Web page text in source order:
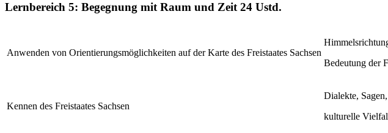
Lernbereich 5: Begegnung mit Raum und Zeit 24 Ustd.
Anwenden von Orientierungsmöglichkeiten auf der Karte des Freistaates Sachsen
Bedeutung der
Kennen des Freistaates Sachsen
Dialekte,
kulturelle